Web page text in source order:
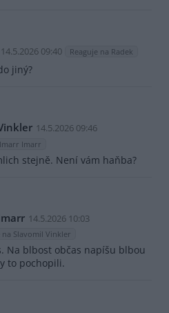
14.5.2026 09:40 Reaguje na Radek
jiný?
14.5.2026 09:46
Imarr
stejně. Není vám haňba?
14.5.2026 10:03
na Slavomil Vinkler
Na blbost občas napíšu blbou
to pochopili.